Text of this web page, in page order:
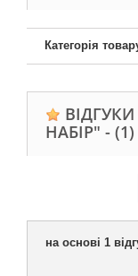
Категорія
НАБІР" - (1)
на основі 1